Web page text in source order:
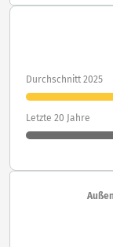
Durchschnitt 2025
Letzte 20 Jahre